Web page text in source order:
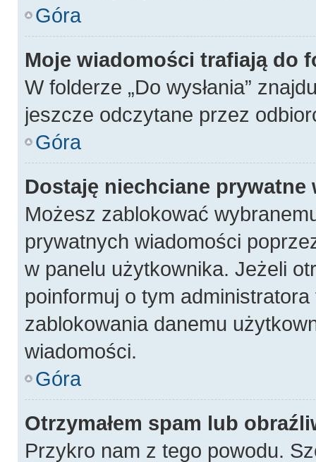
Góra
Moje wiadomości trafiają do
W folderze „Do wysłania”
jeszcze odczytane przez
Góra
Dostaję niechciane prywatne
Możesz zablokować
prywatnych wiadomości
w panelu użytkownika. Jeżeli
poinformuj o tym
zablokowania danemu
wiadomości.
Góra
Otrzymałem spam lub
Przykro nam z tego powodu.